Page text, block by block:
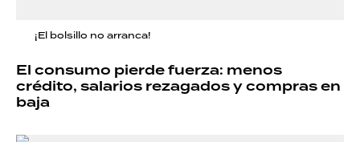
¡El bolsillo no arranca!
El consumo pierde fuerza: menos
crédito, salarios rezagados y compras en
baja